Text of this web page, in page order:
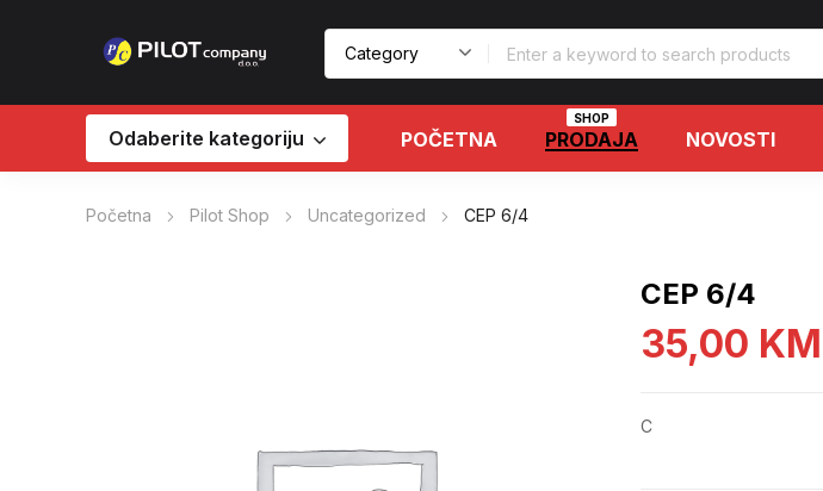
Odaberite kategoriju POČETNA PRODAJA
SHOP
NOVOSTI
Početna Pilot Shop Uncategorized CEP 6/4
CEP 6/4
35,00 KM
C